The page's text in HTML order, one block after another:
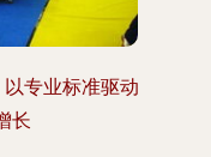
专业标准驱动
长